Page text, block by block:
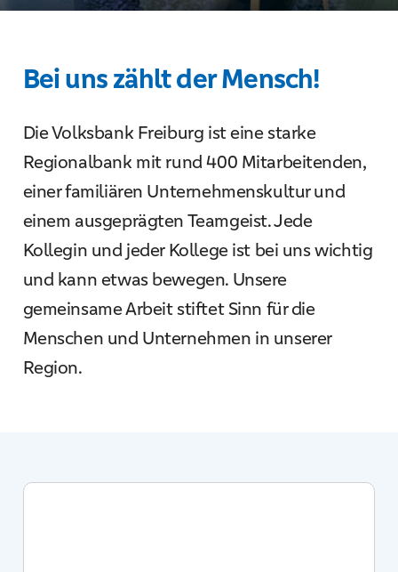
Bei uns zählt der Mensch!
Die Volksbank Freiburg ist eine starke
Regionalbank mit rund 400 Mitarbeitenden,
einer familiären Unternehmenskultur und
einem ausgeprägten Teamgeist. Jede
Kollegin und jeder Kollege ist bei uns wichtig
und kann etwas bewegen. Unsere
gemeinsame Arbeit stiftet Sinn für die
Menschen und Unternehmen in unserer
Region.